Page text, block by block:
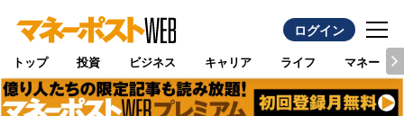
ログイン
トップ 投資 ビジネス キャリア ライフ マネー